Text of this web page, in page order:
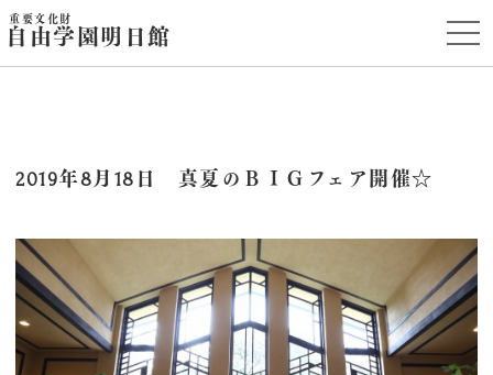
t
o
i
o
n
重要文化財
自由学園明日館
2019年8月18日 真夏のＢＩＧフェア開催☆